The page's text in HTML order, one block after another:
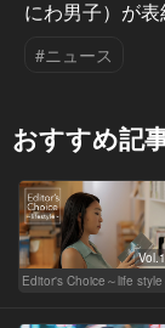
にわ男子）が
#ニュース
おすすめ記
Editor's Choice～life style